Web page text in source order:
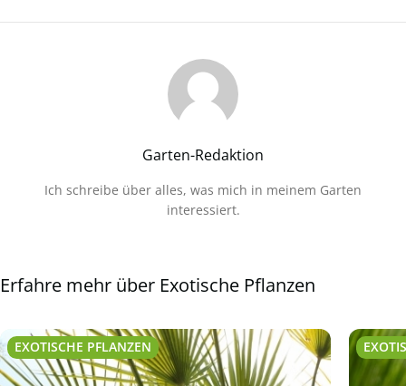
Garten-Redaktion
Ich schreibe über alles, was mich in meinem Garten
interessiert.
Erfahre mehr über Exotische Pflanzen
EXOTISCHE PFLANZEN